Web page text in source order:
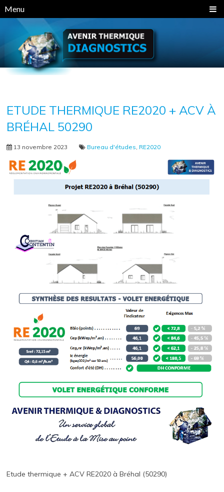
Menu
ETUDE THERMIQUE RE2020 + ACV À
BRÉHAL 50290
13 novembre 2023 Bureau d'études RE2020
Etude thermique + ACV RE2020 à Bréhal (50290)
Panneau de gestion des cookies